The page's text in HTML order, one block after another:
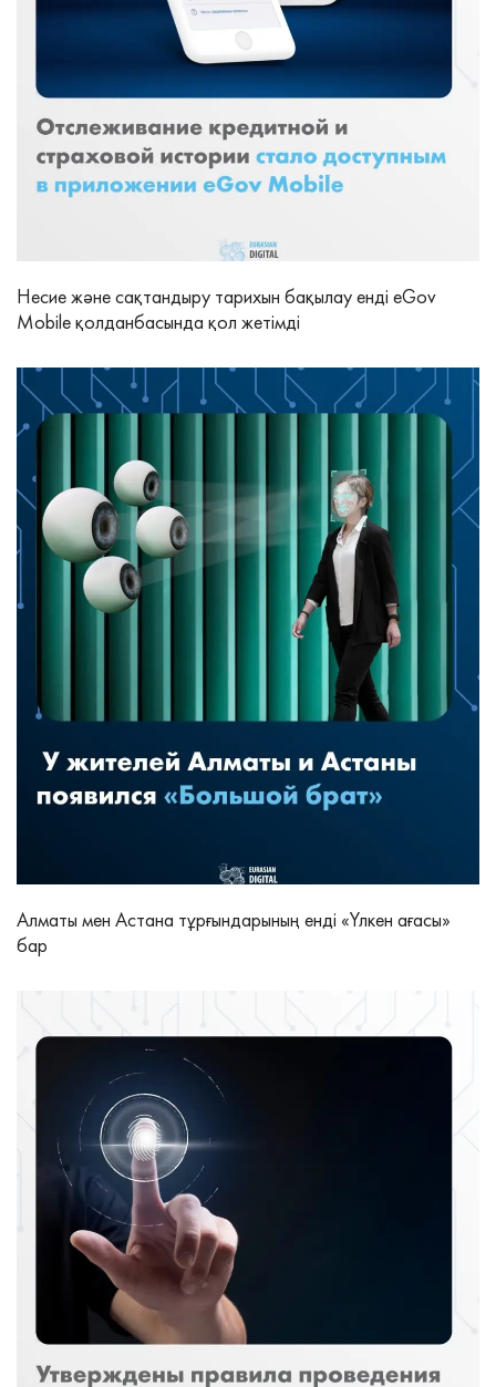
Несие және сақтандыру тарихын бақылау енді eGov
Mobile қолданбасында қол жетімді
Алматы мен Астана тұрғындарының енді «Үлкен ағасы»
бар